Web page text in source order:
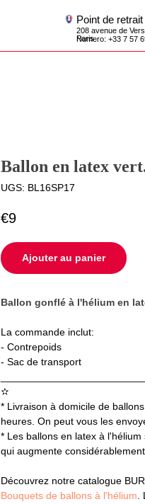
Point de retrait
208 avenue de Versailles, 75016,
Numero: +33 7 57 69 07 45
Ballon en latex
UGS: BL16SP17
€9
Ajouter au panier
Ballon gonflé à l'hélium en
La commande inclut:
- Contrepoids
- Sac de transport
✫
* Livraison à domicile de
heures. On peut vous les
* Les ballons en latex à
qui augmente
Découvrez notre catalogue
Bouquets de ballons à l'hélium.